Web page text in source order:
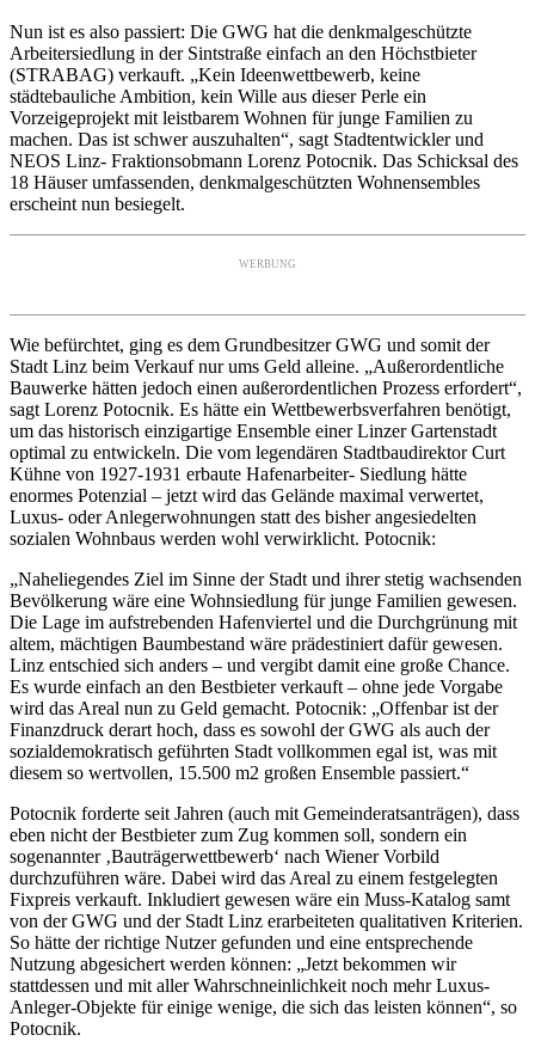
Nun ist es also passiert: Die GWG hat die denkmalgeschützte
Arbeitersiedlung in der Sintstraße einfach an den Höchstbieter
(STRABAG) verkauft. „Kein Ideenwettbewerb, keine
städtebauliche Ambition, kein Wille aus dieser Perle ein
Vorzeigeprojekt mit leistbarem Wohnen für junge Familien zu
machen. Das ist schwer auszuhalten“, sagt Stadtentwickler und
NEOS Linz- Fraktionsobmann Lorenz Potocnik. Das Schicksal des
18 Häuser umfassenden, denkmalgeschützten Wohnensembles
erscheint nun besiegelt.
WERBUNG
Wie befürchtet, ging es dem Grundbesitzer GWG und somit der
Stadt Linz beim Verkauf nur ums Geld alleine. „Außerordentliche
Bauwerke hätten jedoch einen außerordentlichen Prozess erfordert“,
sagt Lorenz Potocnik. Es hätte ein Wettbewerbsverfahren benötigt,
um das historisch einzigartige Ensemble einer Linzer Gartenstadt
optimal zu entwickeln. Die vom legendären Stadtbaudirektor Curt
Kühne von 1927-1931 erbaute Hafenarbeiter- Siedlung hätte
enormes Potenzial – jetzt wird das Gelände maximal verwertet,
Luxus- oder Anlegerwohnungen statt des bisher angesiedelten
sozialen Wohnbaus werden wohl verwirklicht. Potocnik:
„Naheliegendes Ziel im Sinne der Stadt und ihrer stetig wachsenden
Bevölkerung wäre eine Wohnsiedlung für junge Familien gewesen.
Die Lage im aufstrebenden Hafenviertel und die Durchgrünung mit
altem, mächtigen Baumbestand wäre prädestiniert dafür gewesen.
Linz entschied sich anders – und vergibt damit eine große Chance.
Es wurde einfach an den Bestbieter verkauft – ohne jede Vorgabe
wird das Areal nun zu Geld gemacht. Potocnik: „Offenbar ist der
Finanzdruck derart hoch, dass es sowohl der GWG als auch der
sozialdemokratisch geführten Stadt vollkommen egal ist, was mit
diesem so wertvollen, 15.500 m2 großen Ensemble passiert.“
Potocnik forderte seit Jahren (auch mit Gemeinderatsanträgen), dass
eben nicht der Bestbieter zum Zug kommen soll, sondern ein
sogenannter ‚Bauträgerwettbewerb‘ nach Wiener Vorbild
durchzuführen wäre. Dabei wird das Areal zu einem festgelegten
Fixpreis verkauft. Inkludiert gewesen wäre ein Muss-Katalog samt
von der GWG und der Stadt Linz erarbeiteten qualitativen Kriterien.
So hätte der richtige Nutzer gefunden und eine entsprechende
Nutzung abgesichert werden können: „Jetzt bekommen wir
stattdessen und mit aller Wahrschneinlichkeit noch mehr Luxus-
Anleger-Objekte für einige wenige, die sich das leisten können“, so
Potocnik.